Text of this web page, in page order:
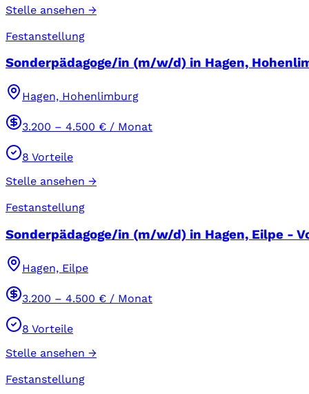
Stelle ansehen →
Festanstellung
Sonderpädagoge/in (m/w/d) in Hagen,
Hagen, Hohenlimburg
3.200 – 4.500 € / Monat
8 Vorteile
Stelle ansehen →
Festanstellung
Sonderpädagoge/in (m/w/d) in Hagen, Eilpe -
Hagen, Eilpe
3.200 – 4.500 € / Monat
8 Vorteile
Stelle ansehen →
Festanstellung